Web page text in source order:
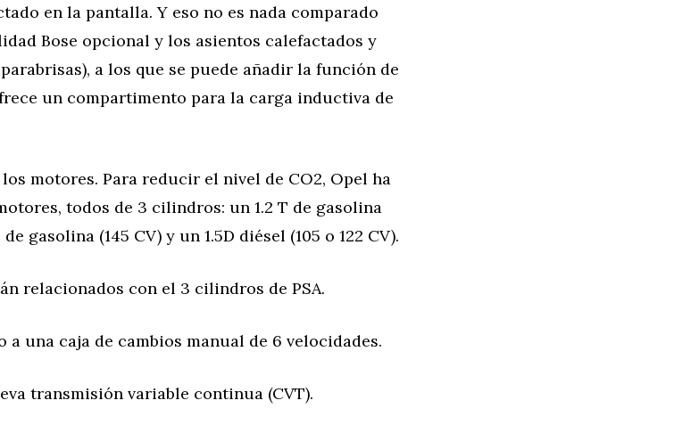
en la pantalla. Y eso no es nada comparado
Bose opcional y los asientos calefactados y
a los que se puede añadir la función de
un compartimento para la carga inductiva de
motores. Para reducir el nivel de CO2, Opel ha
todos de 3 cilindros: un 1.2 T de gasolina
de gasolina (145 CV) y un 1.5D diésel (105 o 122 CV).
relacionados con el 3 cilindros de PSA.
a una caja de cambios manual de 6 velocidades.
transmisión variable continua (CVT).